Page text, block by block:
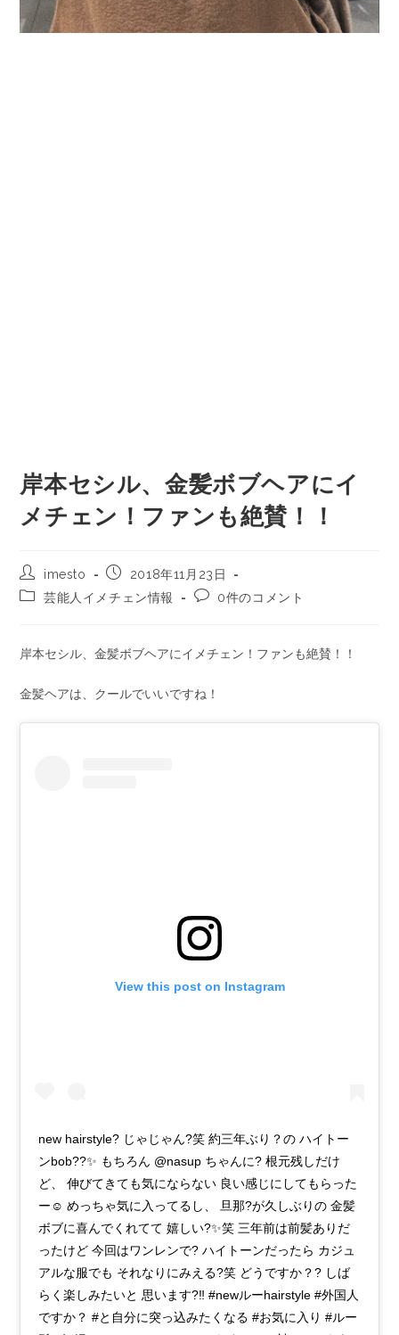
岸本セシル、金髪ボブヘアにイ
メチェン！ファンも絶賛！！
imesto
2018年11月23日
芸能人イメチェン情報
0件のコメント
岸本セシル、金髪ボブヘアにイメチェン！ファンも絶賛！！
金髪ヘアは、クールでいいですね！
View this post on Instagram
new hairstyle? じゃじゃん?笑 約三年ぶり？の ハイトー
ンbob??✨ もちろん @nasup ちゃんに? 根元残しだけ
ど、 伸びてきても気にならない 良い感じにしてもらった
ー☺️ めっちゃ気に入ってるし、 旦那?が久しぶりの 金髪
ボブに喜んでくれてて 嬉しい?✨笑 三年前は前髪ありだ
ったけど 今回はワンレンで? ハイトーンだったら カジュ
アルな服でも それなりにみえる?笑 どうですか？? しば
らく楽しみたいと 思います?‼︎ #newルーhairstyle #外国人
ですか？ #と自分に突っ込みたくなる #お気に入り #ルー